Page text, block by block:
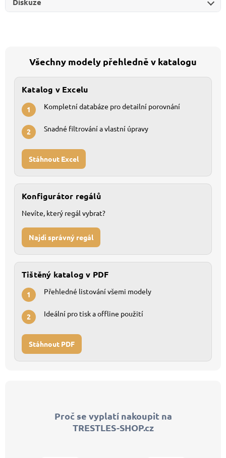
Všechny modely přehledně v katalogu
Katalog v Excelu
1 Kompletní databáze pro detailní porovnání
2 Snadné filtrování a vlastní úpravy
Stáhnout Excel
Konfigurátor regálů
Nevíte, který regál vybrat?
Najdi správný regál
Tištěný katalog v PDF
1 Přehledné listování všemi modely
2 Ideální pro tisk a offline použití
Stáhnout PDF
Proč se vyplatí nakoupit na
TRESTLES-SHOP.cz